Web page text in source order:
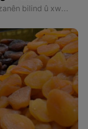
Serdar Ersan, bi hingivê ku ji zozanên bilind û xwedî giya, gul û şînkayiya dewlemend berhem anîbû ve beşdarî pêşbirkê bû û ew hingiv gelek hate ecibandin û xelatê ‘’Hingivê Zêrîn’’ bidest xist.